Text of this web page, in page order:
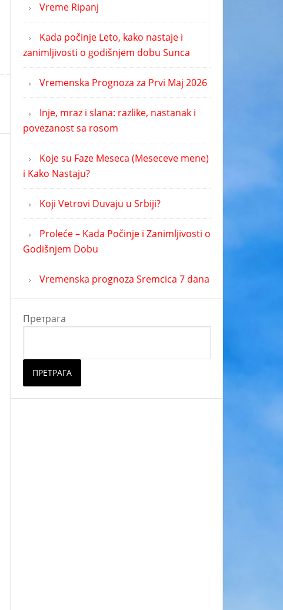
Vreme Ripanj
Kada počinje Leto, kako nastaje i
zanimljivosti o godišnjem dobu Sunca
Vremenska Prognoza za Prvi Maj 2026
Inje, mraz i slana: razlike, nastanak i
povezanost sa rosom
Koje su Faze Meseca (Meseceve mene)
i Kako Nastaju?
Koji Vetrovi Duvaju u Srbiji?
Proleće – Kada Počinje i Zanimljivosti o
Godišnjem Dobu
Vremenska prognoza Sremcica 7 dana
Претрага
ПРЕТРАГА